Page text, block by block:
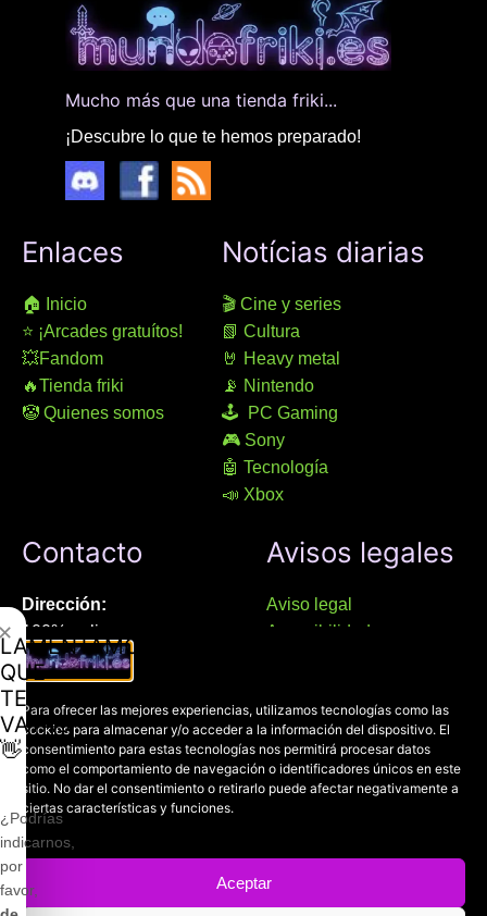
Para ofrecer las mejores experiencias, utilizamos tecnologías como las
cookies para almacenar y/o acceder a la información del dispositivo. El
consentimiento para estas tecnologías nos permitirá procesar datos
como el comportamiento de navegación o identificadores únicos en este
sitio. No dar el consentimiento o retirarlo puede afectar negativamente a
ciertas características y funciones.
Aceptar
Mucho más que una tienda friki...
¡Descubre lo que te hemos preparado!
Enlaces
🏠 Inicio
⭐ ¡Arcades gratuítos!
💥Fandom
🔥Tienda friki
🤡 Quienes somos
Notícias diarias
🎬 Cine y series
📗 Cultura
🤘 Heavy metal
📡 Nintendo
🕹 PC Gaming
🎮 Sony
🤖 Tecnología
📣 Xbox
Contacto
Dirección:
100% online
Manresa (08241), Barcelona
Chat Whatsapp (solo texto):
+34 689 800 662
Correo:
contacto@mundofriki.es
Avisos legales
Aviso legal
Accesibilidad
Política de privacidad
LAMENTAMOS
QUE
TE
VAYAS
👋
¿Podrías
indicarnos,
por
favor,